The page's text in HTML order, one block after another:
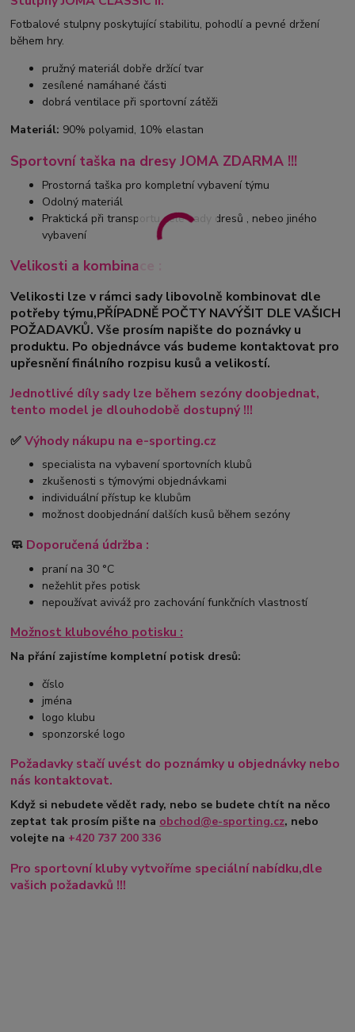
Fotbalové stulpny poskytující stabilitu, pohodlí a pevné držení
během hry.
pružný materiál dobře držící tvar
zesílené namáhané části
dobrá ventilace při sportovní zátěži
Materiál: 90% polyamid, 10% elastan
Sportovní taška na dresy JOMA ZDARMA !!!
Prostorná taška pro kompletní vybavení týmu
Odolný materiál
Praktická při transportu celé sady dresů , nebeo jiného
vybavení
Velikosti a kombinace :
Velikosti lze v rámci sady libovolně kombinovat dle
potřeby týmu,PŘÍPADNĚ POČTY NAVÝŠIT DLE VAŠICH
POŽADAVKŮ. Vše prosím napište do poznávky u
produktu. Po objednávce vás budeme kontaktovat pro
upřesnění finálního rozpisu kusů a velikostí.
Jednotlivé díly sady lze během sezóny doobjednat,
tento model je dlouhodobě dostupný !!!
✅Výhody nákupu na e-sporting.cz
specialista na vybavení sportovních klubů
zkušenosti s týmovými objednávkami
individuální přístup ke klubům
možnost doobjednání dalších kusů během sezóny
🧼 Doporučená údržba :
praní na 30 °C
nežehlit přes potisk
nepoužívat aviváž pro zachování funkčních vlastností
Možnost klubového potisku :
Na přání zajistíme kompletní potisk dresů:
číslo
jména
logo klubu
sponzorské logo
Požadavky stačí uvést do poznámky u objednávky nebo
nás kontaktovat.
Když si nebudete vědět rady, nebo se budete chtít na něco
zeptat tak prosím pište na obchod@e-sporting.cz, nebo
volejte na +420 737 200 336
Pro sportovní kluby vytvoříme speciální nabídku,dle
vašich požadavků !!!